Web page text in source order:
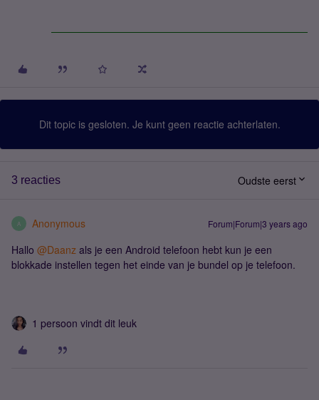
Dit topic is gesloten. Je kunt geen reactie achterlaten.
3 reacties Oudste eerst
A Anonymous Forum|Forum|3 years ago
Hallo @Daanz als je een Android telefoon hebt kun je een
blokkade instellen tegen het einde van je bundel op je telefoon.
1 persoon vindt dit leuk